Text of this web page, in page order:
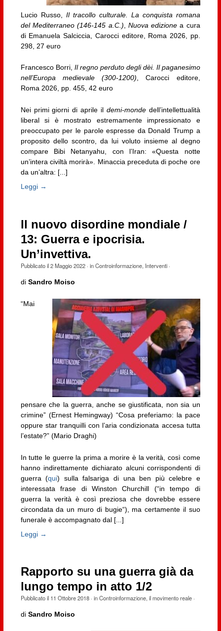
Lucio Russo, Il tracollo culturale. La conquista romana
del Mediterraneo (146-145 a.C.)
Nuova edizione a cura
di Emanuela Salciccia, Carocci editore, Roma 2026, pp.
298, 27 euro
Francesco Borri, Il regno perduto degli dèi. Il paganesimo
nell’Europa medievale (300-1200), Carocci editore,
Roma 2026, pp. 455, 42 euro
Nei primi giorni di aprile il demi-mondedell’intellettualità
liberal si è mostrato estremamente impressionato e
preoccupato per le parole espresse da Donald Trump a
proposito dello scontro, da lui voluto insieme al degno
compare Bibi Netanyahu, con l’Iran: «Questa notte
un’intera civiltà morirà». Minaccia preceduta di poche ore
da un’altra: [...]
Leggi →
Il nuovo disordine mondiale /
13: Guerra e ipocrisia.
Un’invettiva.
Pubblicato il2 Maggio 2022· inControinformazione, Interventi·
di Sandro Moiso
“Mai
pensare che la guerra, anche se giustificata, non sia un
crimine” (Ernest Hemingway) “Cosa preferiamo: la pace
oppure star tranquilli con l’aria condizionata accesa tutta
l’estate?” (Mario Draghi)
In tutte le guerre la prima a morire è la verità, così come
hanno indirettamente dichiarato alcuni corrispondenti di
guerra (qui) sulla falsariga di una ben più celebre e
interessata frase di Winston Churchill (“in tempo di
guerra la verità è così preziosa che dovrebbe essere
circondata da un muro di bugie“), ma certamente il suo
funerale è accompagnato dal [...]
Leggi →
Rapporto su una guerra già da
lungo tempo in atto 1/2
Pubblicato il 11 Ottobre 2018· inControinformazione, il movimento reale·
di Sandro Moiso